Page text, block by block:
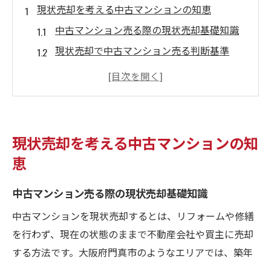
現状売却を考える中古マンションの知恵
中古マンション売る際の現状売却基礎知識
現状売却で中古マンション売る判断基準
中古マンション売るメリットと現状売却の
ント
中古マンション売る時の現状売却注意点
現状売却で中古マンション売る際の失敗例
中古マンション売る成功体験と現状売却活
用法
現状売却を考える中古マンションの知
恵
中古マンション売る際の現状売却基礎知識
中古マンションを現状売却するとは、リフォームや修繕
を行わず、現在の状態のままで不動産会社や買主に売却
する方法です。大阪府門真市のようなエリアでは、築年